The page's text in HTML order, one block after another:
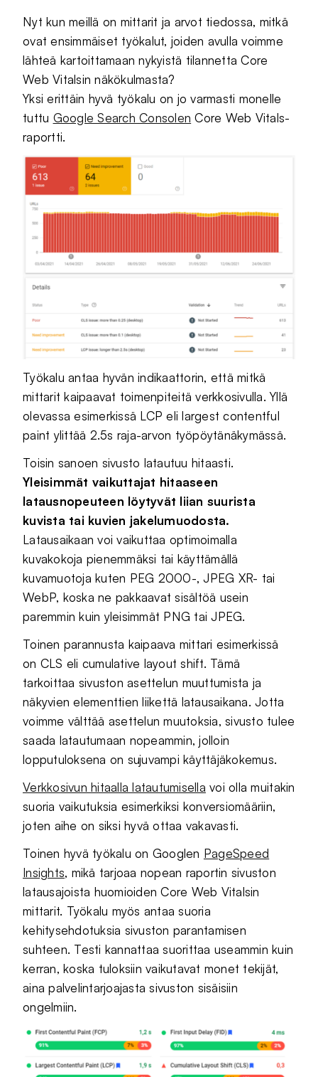
Nyt kun meillä on mittarit ja arvot tiedossa, mitkä
ovat ensimmäiset työkalut, joiden avulla voimme
lähteä kartoittamaan nykyistä tilannetta Core
Web Vitalsin näkökulmasta?
Yksi erittäin hyvä työkalu on jo varmasti monelle
tuttu Google Search Consolen Core Web Vitals-
raportti.
Työkalu antaa hyvän indikaattorin, että mitkä
mittarit kaipaavat toimenpiteitä verkkosivulla. Yllä
olevassa esimerkissä LCP eli largest contentful
paint ylittää 2.5s raja-arvon työpöytänäkymässä.
Toisin sanoen sivusto latautuu hitaasti.
Yleisimmät vaikuttajat hitaaseen
latausnopeuteen löytyvät liian suurista
kuvista tai kuvien jakelumuodosta.
Latausaikaan voi vaikuttaa optimoimalla
kuvakokoja pienemmäksi tai käyttämällä
kuvamuotoja kuten PEG 2000-, JPEG XR- tai
WebP, koska ne pakkaavat sisältöä usein
paremmin kuin yleisimmät PNG tai JPEG.
Toinen parannusta kaipaava mittari esimerkissä
on CLS eli cumulative layout shift. Tämä
tarkoittaa sivuston asettelun muuttumista ja
näkyvien elementtien liikettä latausaikana. Jotta
voimme välttää asettelun muutoksia, sivusto tulee
saada latautumaan nopeammin, jolloin
lopputuloksena on sujuvampi käyttäjäkokemus.
Verkkosivun hitaalla latautumisella voi olla muitakin
suoria vaikutuksia esimerkiksi konversiomääriin,
joten aihe on siksi hyvä ottaa vakavasti.
Toinen hyvä työkalu on Googlen PageSpeed
Insights, mikä tarjoaa nopean raportin sivuston
latausajoista huomioiden Core Web Vitalsin
mittarit. Työkalu myös antaa suoria
kehitysehdotuksia sivuston parantamisen
suhteen. Testi kannattaa suorittaa useammin kuin
kerran, koska tuloksiin vaikutavat monet tekijät,
aina palvelintarjoajasta sivuston sisäisiin
ongelmiin.